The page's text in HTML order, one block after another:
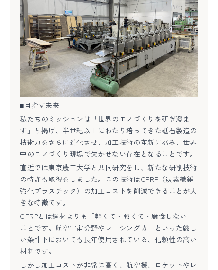
■目指す未来
私たちのミッションは「世界のモノづくりを研ぎ澄ま
す」と掲げ、半世紀以上にわたり培ってきた砥石製造の
技術力をさらに進化させ、加工技術の革新に挑み、世界
中のモノづくり現場で欠かせない存在となることです。
直近では東京農工大学と共同研究をし、新たな研削技術
の特許も取得をしました。この技術はCFRP（炭素繊維
強化プラスチック）の加工コストを削減できることが大
きな特徴です。
CFRPとは鋼材よりも「軽くて・強くて・腐食しない」
ことです。航空宇宙分野やレーシングカーといった厳し
い条件下においても長年使用されている、信頼性の高い
材料です。
しかし加工コストが非常に高く、航空機、ロケットやレ